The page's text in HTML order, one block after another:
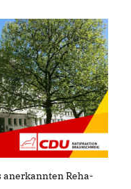
Reha-